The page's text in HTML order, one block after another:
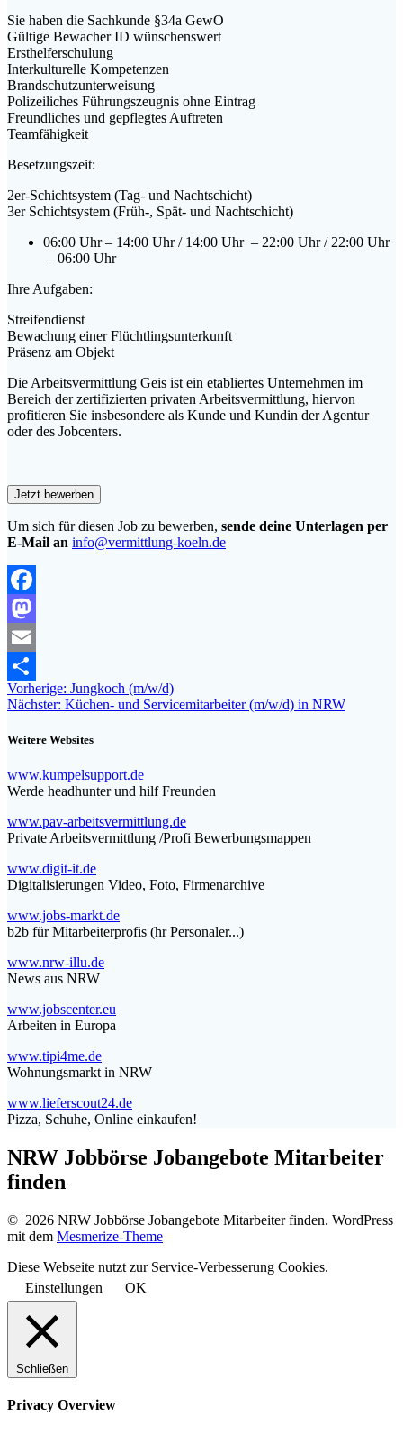
Sie haben die Sachkunde §34a GewO
Gültige Bewacher ID wünschenswert
Ersthelferschulung
Interkulturelle Kompetenzen
Brandschutzunterweisung
Polizeiliches Führungszeugnis ohne Eintrag
Freundliches und gepflegtes Auftreten
Teamfähigkeit
Besetzungszeit:
2er-Schichtsystem (Tag- und Nachtschicht)
3er Schichtsystem (Früh-, Spät- und Nachtschicht)
06:00 Uhr – 14:00 Uhr / 14:00 Uhr – 22:00 Uhr / 22:00 Uhr
– 06:00 Uhr
Ihre Aufgaben:
Streifendienst
Bewachung einer Flüchtlingsunterkunft
Präsenz am Objekt
Die Arbeitsvermittlung Geis ist ein etabliertes Unternehmen im
Bereich der zertifizierten privaten Arbeitsvermittlung, hiervon
profitieren Sie insbesondere als Kunde und Kundin der Agentur
oder des Jobcenters.
Um sich für diesen Job zu bewerben, sende deine Unterlagen per
E-Mail an info@vermittlung-koeln.de
Facebook
Mastodon
Email
Teilen
Beitragsnavigation
Vorherige: Vorheriger
Beitrag:
Jungkoch (m/w/d)
Nächster: Nächster
Küchen- und Servicemitarbeiter (m/w/d) in NRW
Weitere Websites
www.kumpelsupport.de
Werde headhunter und hilf Freunden
www.pav-arbeitsvermittlung.de
Private Arbeitsvermittlung /Profi Bewerbungsmappen
www.digit-it.de
Digitalisierungen Video, Foto, Firmenarchive
www.jobs-markt.de
b2b für Mitarbeiterprofis (hr Personaler...)
www.nrw-illu.de
News aus NRW
www.jobscenter.eu
Arbeiten in Europa
www.tipi4me.de
Wohnungsmarkt in NRW
www.lieferscout24.de
Pizza, Schuhe, Online einkaufen!
NRW Jobbörse Jobangebote Mitarbeiter
finden
© 2026 NRW Jobbörse Jobangebote Mitarbeiter finden. WordPress
mit dem Mesmerize-Theme
Diese Webseite nutzt zur Service-Verbesserung Cookies.
Einstellungen
OK
Schließen
Privacy Overview